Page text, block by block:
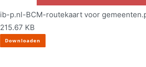
ib-p.nl-BCM-routekaart voor
215.67 KB
Downloaden